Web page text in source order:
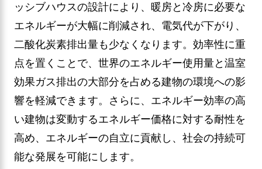
ッシブハウスの設計により、暖房と冷房に必要な
エネルギーが大幅に削減され、電気代が下がり、
二酸化炭素排出量も少なくなります。効率性に重
点を置くことで、世界のエネルギー使用量と温室
効果ガス排出の大部分を占める建物の環境への影
響を軽減できます。さらに、エネルギー効率の高
い建物は変動するエネルギー価格に対する耐性を
高め、エネルギーの自立に貢献し、社会の持続可
能な発展を可能にします。